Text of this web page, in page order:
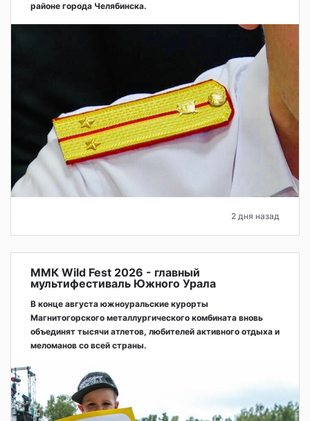
районе города Челябинска.
2 дня назад
ММК Wild Fest 2026 - главный
мультифестиваль Южного Урала
В конце августа южноуральские курорты
Магнитогорского металлургического комбината вновь
объединят тысячи атлетов, любителей активного отдыха и
меломанов со всей страны.